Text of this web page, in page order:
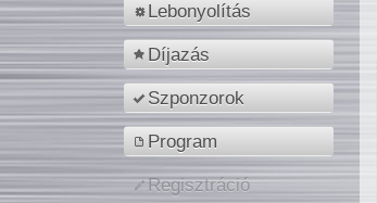
Lebonyolítás
Díjazás
Szponzorok
Program
Regisztráció